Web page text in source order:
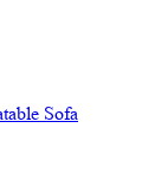
Sofa